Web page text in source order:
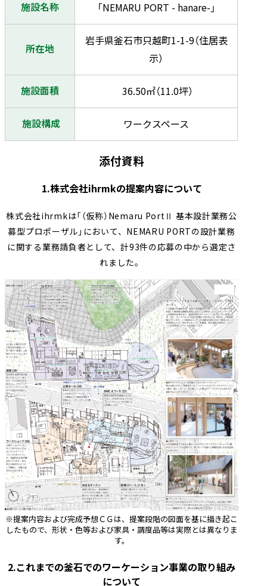
施設名称 「NEMARU PORT - hanare-」
所在地
岩手県釜石市只越町1-1-9（住居表
示）
施設面積 36.50㎡（11.0坪）
施設構成 ワークスペース
添付資料
1.株式会社ihrmkの提案内容について
株式会社ihrmkは「（仮称）Nemaru PortⅡ 基本設計業務公
募型プロポーザル」において、NEMARU PORTの設計業務
に関する業務請負者として、計93件の応募の中から選定さ
れました。
※提案内容および完成予想ＣＧは、提案段階の図面を基に描き起こ
したもので、形状・色等および家具・調度品等は実際とは異なりま
す。
2.これまでの釜石でのワーケーション事業の取り組み
について